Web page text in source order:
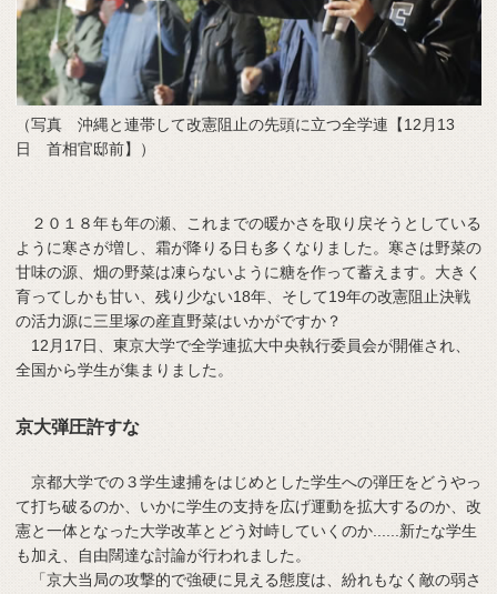
（写真 沖縄と連帯して改憲阻止の先頭に立つ全学連【12月13
日 首相官邸前】）
２０１８年も年の瀬、これまでの暖かさを取り戻そうとしている
ように寒さが増し、霜が降りる日も多くなりました。寒さは野菜の
甘味の源、畑の野菜は凍らないように糖を作って蓄えます。大きく
育ってしかも甘い、残り少ない18年、そして19年の改憲阻止決戦
の活力源に三里塚の産直野菜はいかがですか？
12月17日、東京大学で全学連拡大中央執行委員会が開催され、
全国から学生が集まりました。
京大弾圧許すな
京都大学での３学生逮捕をはじめとした学生への弾圧をどうやっ
て打ち破るのか、いかに学生の支持を広げ運動を拡大するのか、改
憲と一体となった大学改革とどう対峙していくのか......新たな学生
も加え、自由闊達な討論が行われました。
「京大当局の攻撃的で強硬に見える態度は、紛れもなく敵の弱さ